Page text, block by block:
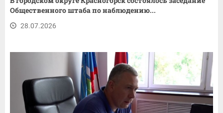
Общественного штаба по наблюдению...
28.07.2026